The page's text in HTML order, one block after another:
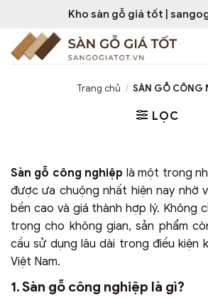
dung
Kho sàn gỗ giá tốt |
Trang chủ / SÀN GỖ CÔNG
LỌC
Sàn gỗ công nghiệp là một trong
được ưa chuộng nhất hiện nay nhờ
bền cao và giá thành hợp lý. Không
trọng cho không gian, sản phẩm
cầu sử dụng lâu dài trong điều kiện
Việt Nam.
1. Sàn gỗ công nghiệp là gì?